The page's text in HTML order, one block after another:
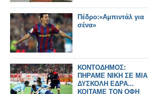
Πέδρο:«Αμπιντάλ για
σένα»
ΚΟΝΤΟΔΗΜΟΣ:
ΠΗΡΑΜΕ ΝΙΚΗ ΣΕ ΜΙΑ
ΔΥΣΚΟΛΗ ΕΔΡΑ...
ΚΟΙΤΑΜΕ ΤΟΝ ΟΦΗ